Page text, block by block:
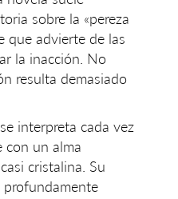
sobre la «pereza
que advierte de las
la inacción. No
resulta demasiado
interpreta cada vez
con un alma
cristalina. Su
profundamente